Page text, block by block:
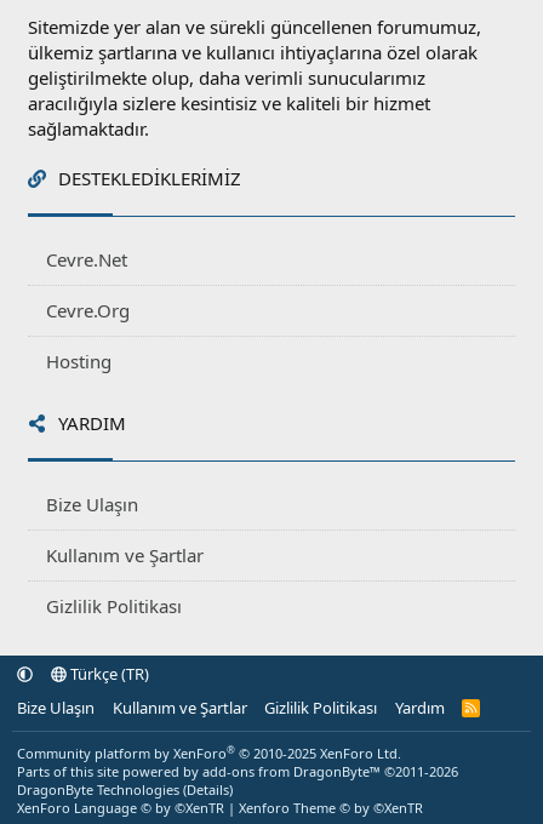
Sitemizde yer alan ve sürekli güncellenen forumumuz,
ülkemiz şartlarına ve kullanıcı ihtiyaçlarına özel olarak
geliştirilmekte olup, daha verimli sunucularımız
aracılığıyla sizlere kesintisiz ve kaliteli bir hizmet
sağlamaktadır.
DESTEKLEDIKLERIMIZ
Cevre.Net
Cevre.Org
Hosting
YARDIM
Bize Ulaşın
Kullanım ve Şartlar
Gizlilik Politikası
Türkçe (TR)
Bize Ulaşın
Kullanım ve Şartlar Gizlilik Politikası Yardım
R
Community platform by XenForo® © 2010-2025 XenForo Ltd.
Parts of this site powered by add-ons from DragonByte™ ©2011-2026
DragonByte Technologies (Details)
XenForo Language © by ©XenTR | Xenforo Theme © by ©XenTR